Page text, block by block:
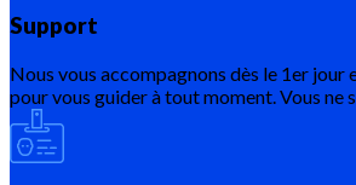
Support
Nous vous accompagnons dès le 1er jour
pour vous guider à tout moment. Vous ne